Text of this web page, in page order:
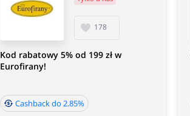
178
Kod rabatowy 5% od 199 zł w
Eurofirany!
Cashback do 2.85%